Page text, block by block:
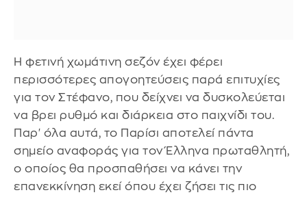
Η φετινή χωμάτινη σεζόν έχει φέρει
περισσότερες απογοητεύσεις παρά επιτυχίες
για τον Στέφανο, που δείχνει να δυσκολεύεται
να βρει ρυθμό και διάρκεια στο παιχνίδι του.
Παρ' όλα αυτά, το Παρίσι αποτελεί πάντα
σημείο αναφοράς για τον Έλληνα πρωταθλητή,
ο οποίος θα προσπαθήσει να κάνει την
επανεκκίνηση εκεί όπου έχει ζήσει τις πιο